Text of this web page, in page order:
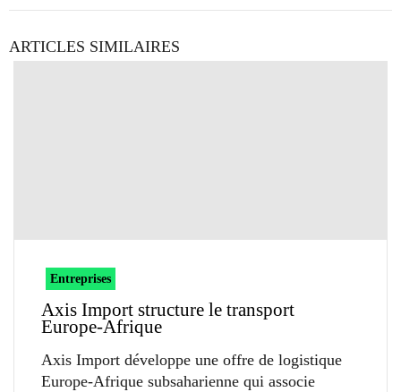
ARTICLES SIMILAIRES
Entreprises
Axis Import structure le transport
Europe-Afrique
Axis Import développe une offre de logistique
Europe-Afrique subsaharienne qui associe